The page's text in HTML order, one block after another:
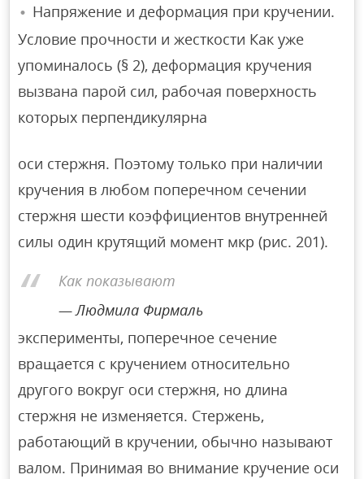
Напряжение и деформация при кручении.
Условие прочности и жесткости Как уже
упоминалось (§ 2), деформация кручения
вызвана парой сил, рабочая поверхность
которых перпендикулярна
оси стержня. Поэтому только при наличии
кручения в любом поперечном сечении
стержня шести коэффициентов внутренней
силы один крутящий момент мкр (рис. 201).
Как показывают
Людмила Фирмаль
эксперименты, поперечное сечение
вращается с кручением относительно
другого вокруг оси стержня, но длина
стержня не изменяется. Стержень,
работающий в кручении, обычно называют
валом. Принимая во внимание кручение оси